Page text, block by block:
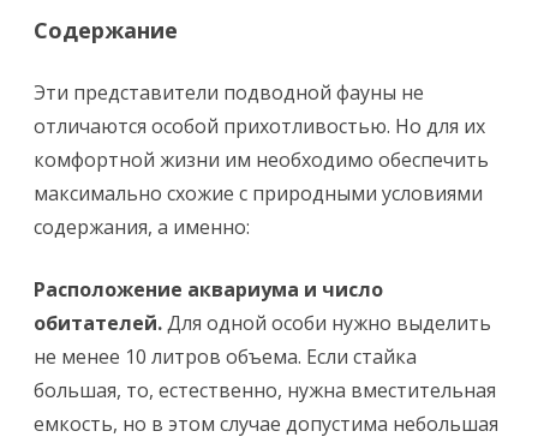
Содержание
Эти представители подводной фауны не
отличаются особой прихотливостью. Но для их
комфортной жизни им необходимо обеспечить
максимально схожие с природными условиями
содержания, а именно:
Расположение аквариума и число
обитателей.Для одной особи нужно выделить
не менее 10 литров объема. Если стайка
большая, то, естественно, нужна вместительная
емкость, но в этом случае допустима небольшая